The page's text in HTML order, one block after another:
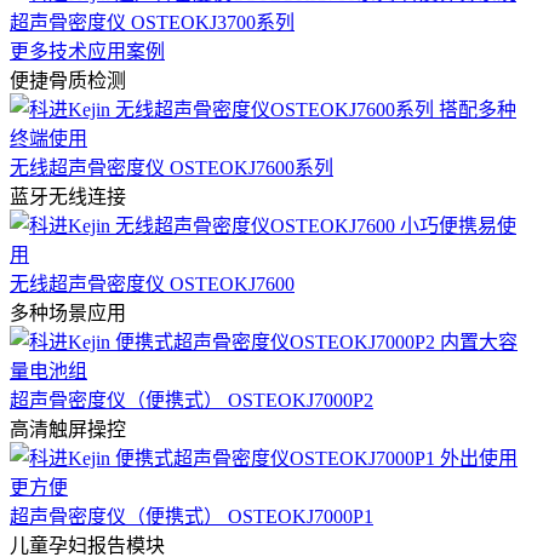
超声骨密度仪 OSTEOKJ3700系列
更多技术应用案例
便捷骨质检测
无线超声骨密度仪 OSTEOKJ7600系列
蓝牙无线连接
无线超声骨密度仪 OSTEOKJ7600
多种场景应用
超声骨密度仪（便携式） OSTEOKJ7000P2
高清触屏操控
超声骨密度仪（便携式） OSTEOKJ7000P1
儿童孕妇报告模块